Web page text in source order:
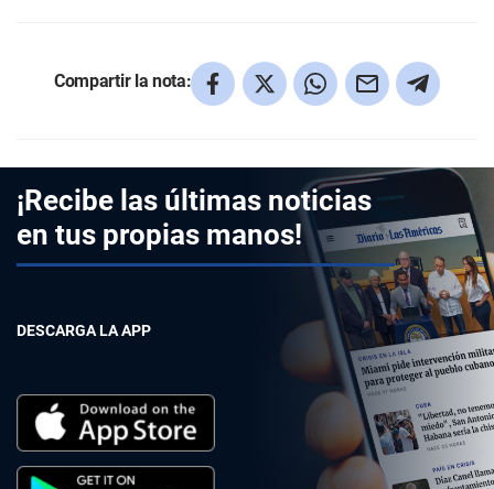
Compartir la nota:
¡Recibe las últimas noticias
en tus propias manos!
DESCARGA LA APP